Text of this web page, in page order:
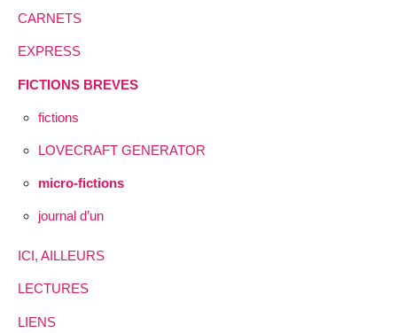
CARNETS
EXPRESS
FICTIONS BREVES
fictions
LOVECRAFT GENERATOR
micro-fictions
journal d’un
ICI, AILLEURS
LECTURES
LIENS